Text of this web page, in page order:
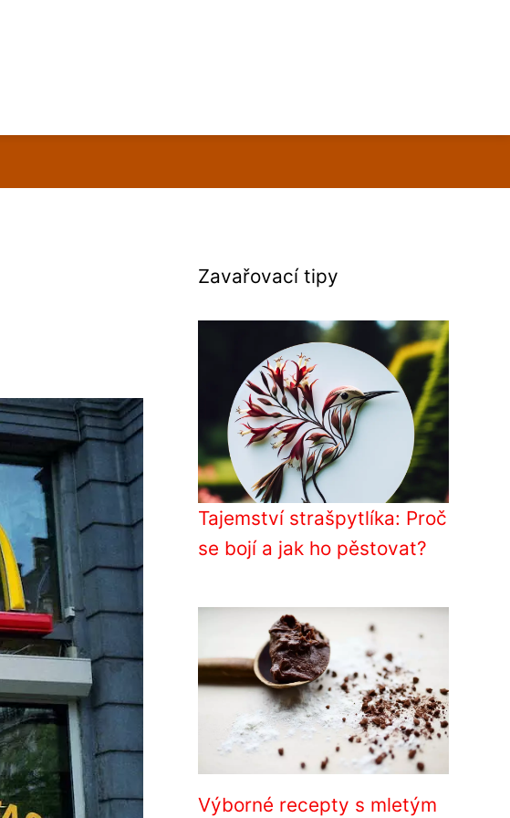
Zavařovací tipy
Tajemství strašpytlíka: Proč
se bojí a jak ho pěstovat?
Výborné recepty s mletým